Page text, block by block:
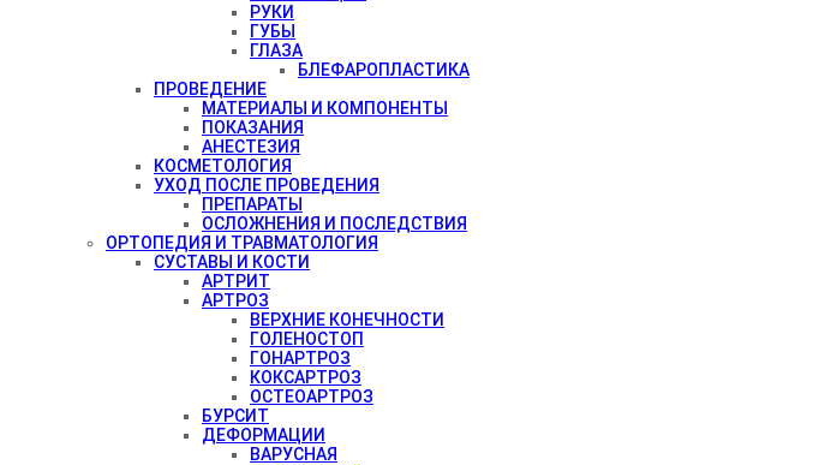
РУКИ
ГУБЫ
ГЛАЗА
БЛЕФАРОПЛАСТИКА
ПРОВЕДЕНИЕ
МАТЕРИАЛЫ И КОМПОНЕНТЫ
ПОКАЗАНИЯ
АНЕСТЕЗИЯ
КОСМЕТОЛОГИЯ
УХОД ПОСЛЕ ПРОВЕДЕНИЯ
ПРЕПАРАТЫ
ОСЛОЖНЕНИЯ И ПОСЛЕДСТВИЯ
ОРТОПЕДИЯ И ТРАВМАТОЛОГИЯ
СУСТАВЫ И КОСТИ
АРТРИТ
АРТРОЗ
ВЕРХНИЕ КОНЕЧНОСТИ
ГОЛЕНОСТОП
ГОНАРТРОЗ
КОКСАРТРОЗ
ОСТЕОАРТРОЗ
БУРСИТ
ДЕФОРМАЦИИ
ВАРУСНАЯ